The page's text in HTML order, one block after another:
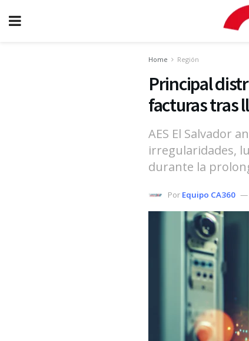
Home Región
Principal
facturas tras
AES El Salvador
irregularidades,
durante la
Por Equipo CA360